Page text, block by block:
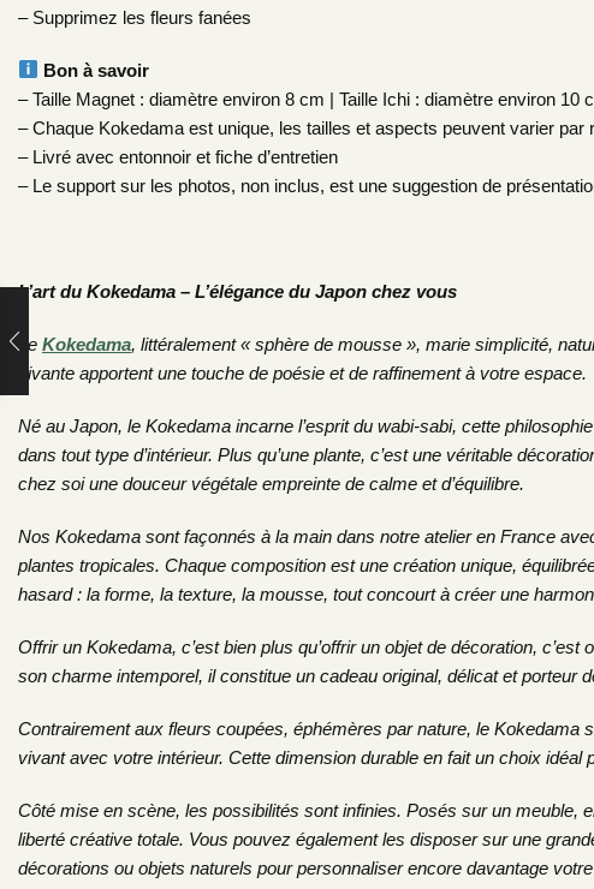
– Supprimez les fleurs fanées
Bon à savoir
– Taille Magnet : diamètre environ 8 cm | Taille Ichi : diamètre environ 10
– Chaque Kokedama est unique, les tailles et aspects peuvent varier
– Livré avec entonnoir et fiche d’entretien
– Le support sur les photos, non inclus, est une suggestion de
L’art du Kokedama – L’élégance du Japon chez vous
Le Kokedama, littéralement « sphère de mousse », marie simplicité,
vivante apportent une touche de poésie et de raffinement à votre espace.
Né au Japon, le Kokedama incarne l’esprit du wabi-sabi, cette
dans tout type d’intérieur. Plus qu’une plante, c’est une véritable
chez soi une douceur végétale empreinte de calme et d’équilibre.
Nos Kokedama sont façonnés à la main dans notre atelier en France
plantes tropicales. Chaque composition est une création unique,
hasard : la forme, la texture, la mousse, tout concourt à créer une
Offrir un Kokedama, c’est bien plus qu’offrir un objet de décoration,
son charme intemporel, il constitue un cadeau original, délicat et
Contrairement aux fleurs coupées, éphémères par nature, le Kokedama
vivant avec votre intérieur. Cette dimension durable en fait un choix
Côté mise en scène, les possibilités sont infinies. Posés sur un meuble,
liberté créative totale. Vous pouvez également les disposer sur une
décorations ou objets naturels pour personnaliser encore davantage